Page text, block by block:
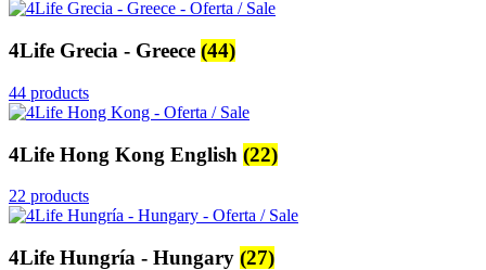
4Life Grecia - Greece (44)
44 products
4Life Hong Kong English (22)
22 products
4Life Hungría - Hungary (27)